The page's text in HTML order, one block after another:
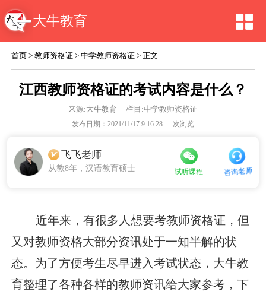
大牛教育
首页 >教师资格证 >中学教师资格证 > 正文
江西教师资格证的考试内容是什么？
来源:大牛教育 栏目:中学教师资格证
发布日期：2021/11/17 9:16:28 次浏览
飞飞老师
从教8年，汉语教育硕士 试听课程 咨询老师
近年来，有很多人想要考教师资格证，但
又对教师资格大部分资讯处于一知半解的状
态。为了方便考生尽早进入考试状态，大牛教
育整理了各种各样的教师资讯给大家参考，下